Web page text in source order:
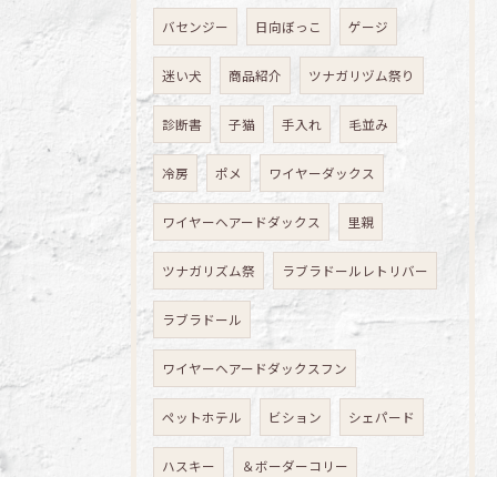
バセンジー 日向ぼっこ ゲージ
迷い犬 商品紹介 ツナガリヅム祭り
診断書 子猫 手入れ 毛並み
冷房 ポメ ワイヤーダックス
ワイヤーヘアードダックス 里親
ツナガリズム祭 ラブラドールレトリバー
ラブラドール
ワイヤーヘアードダックスフン
ペットホテル ビション シェパード
ハスキー ＆ボーダーコリー